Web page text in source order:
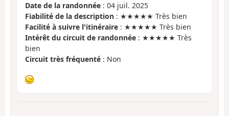
Date de la randonnée : 04 juil. 2025
Fiabilité de la description : ★★★★★ Très bien
Facilité à suivre l'itinéraire : ★★★★★ Très bien
Intérêt du circuit de randonnée : ★★★★★ Très
bien
Circuit très fréquenté : Non